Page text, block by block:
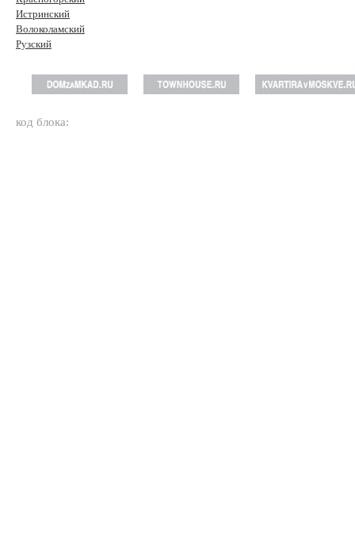
Истринский
Волоколамский
Рузский
код блока: